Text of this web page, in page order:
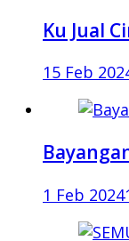
Ku Jual
15 Feb
1 Feb 2024